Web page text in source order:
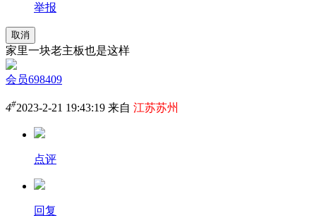
举报
取消
家里一块老主板也是这样
会员698409
4#2023-2-21 19:43:19 来自 江苏苏州
点评
回复